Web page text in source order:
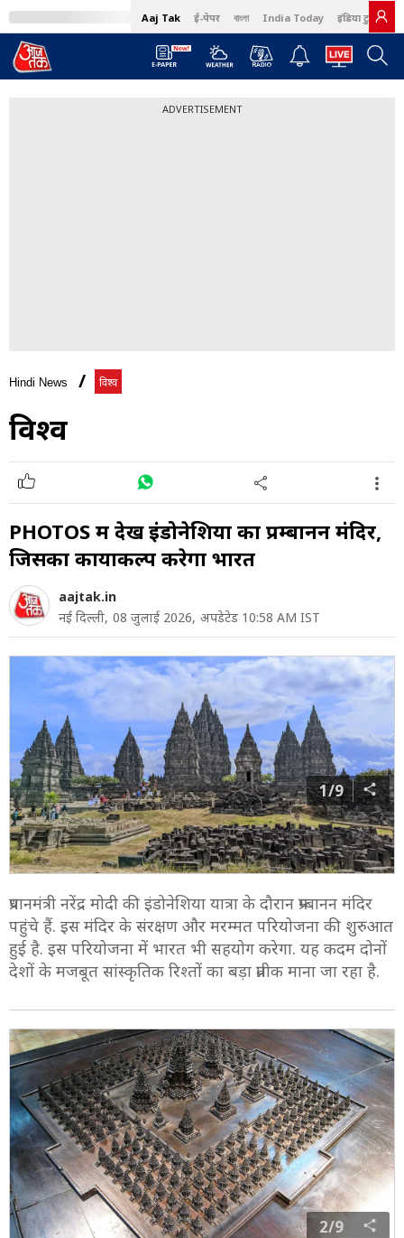
Aaj Tak ई-पेपर বাংলা India Today इंडिया टुडे हिंदी
ADVERTISEMENT
Hindi News विश्व
विश्व
PHOTOS में देखें इंडोनेशिया का प्रम्बानन मंदिर,
जिसका कायाकल्प करेगा भारत
aajtak.in
नई दिल्ली, 08 जुलाई 2026, अपडेटेड 10:58 AM IST
1/9
प्रधानमंत्री नरेंद्र मोदी की इंडोनेशिया यात्रा के दौरान प्रम्बानन मंदिर
पहुंचे हैं. इस मंदिर के संरक्षण और मरम्मत परियोजना की शुरुआत
हुई है. इस परियोजना में भारत भी सहयोग करेगा. यह कदम दोनों
देशों के मजबूत सांस्कृतिक रिश्तों का बड़ा प्रतीक माना जा रहा है.
2/9